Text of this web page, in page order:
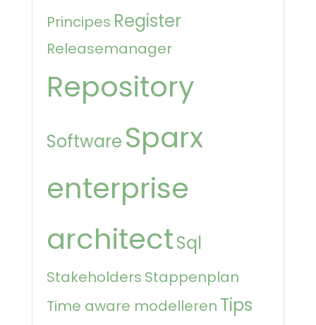
Principes Register
Releasemanager
Repository
Software Sparx
enterprise
architectSql
Stakeholders Stappenplan
Time aware modelleren Tips